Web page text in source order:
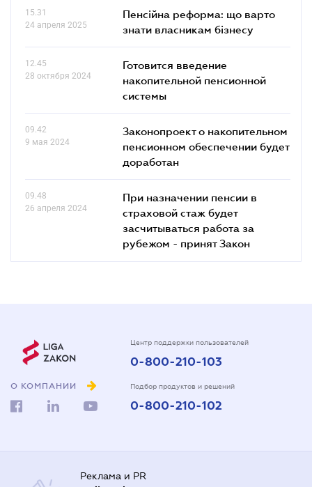
15.31
24 апреля 2025
Пенсійна реформа: що варто
знати власникам бізнесу
12.45
28 октября 2024
Готовится введение
накопительной пенсионной
системы
09.42
9 мая 2024
Законопроект о накопительном
пенсионном обеспечении будет
доработан
09.48
26 апреля 2024
При назначении пенсии в
страховой стаж будет
засчитываться работа за
рубежом - принят Закон
О КОМПАНИИ
Центр поддержки пользователей
0-800-210-103
Подбор продуктов и решений
0-800-210-102
Реклама и PR